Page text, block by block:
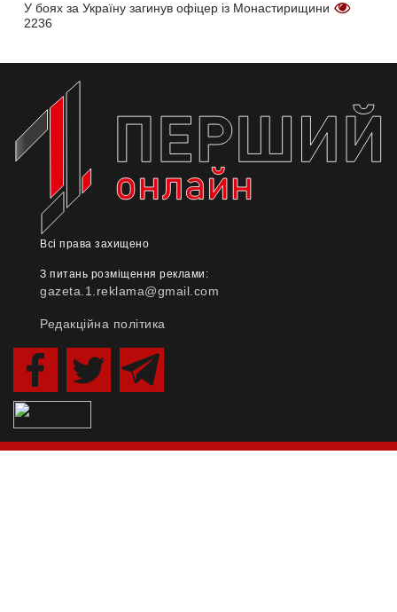
У боях за Україну загинув офіцер із Монастирищини
2236
Всі права захищено
З питань розміщення реклами:
gazeta.1.reklama@gmail.com
Редакційна політика